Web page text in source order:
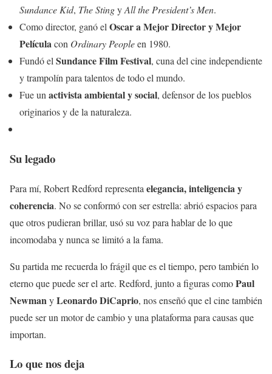
Sundance Kid, The StingyAll the President’s Men.
Como director, ganó elOscar a Mejor Director y Mejor
Películacon Ordinary Peopleen 1980.
Fundó elSundance Film Festival, cuna del cine independiente
y trampolín para talentos de todo el mundo.
Fue unactivista ambiental y social, defensor de los pueblos
originarios y de la naturaleza.
Su legado
Para mí, Robert Redford representa elegancia, inteligencia y
coherencia. No se conformó con ser estrella: abrió espacios para
que otros pudieran brillar, usó su voz para hablar de lo que
incomodaba y nunca se limitó a la fama.
Su partida me recuerda lo frágil que es el tiempo, pero también lo
eterno que puede ser el arte. Redford, junto a figuras comoPaul
NewmanyLeonardo DiCaprio, nos enseñó que el cine también
puede ser un motor de cambio y una plataforma para causas que
importan.
Lo que nos deja